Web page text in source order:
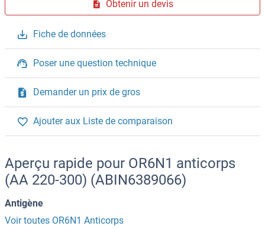
Obtenir un devis
Fiche de données
Poser une question technique
Demander un prix de gros
Ajouter aux Liste de comparaison
Aperçu rapide pour OR6N1 anticorps
(AA 220-300) (ABIN6389066)
Antigène
Voir toutes OR6N1 Anticorps